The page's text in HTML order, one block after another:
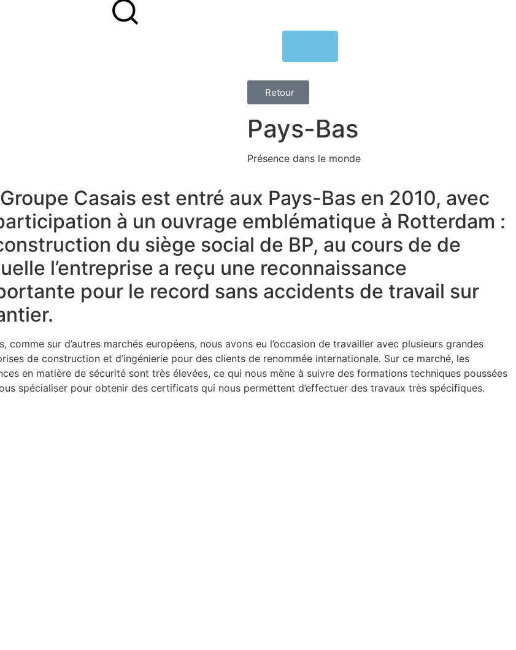
Retour
Pays-Bas
Présence dans le monde
Casais est entré aux Pays-Bas en 2010, avec
à un ouvrage emblématique à Rotterdam :
du siège social de BP, au cours de de
l’entreprise a reçu une reconnaissance
pour le record sans accidents de travail sur
comme sur d’autres marchés européens, nous avons eu l’occasion de travailler avec plusieurs grandes
de construction et d’ingénierie pour des clients de renommée internationale. Sur ce marché, les
en matière de sécurité sont très élevées, ce qui nous mène à suivre des formations techniques poussées
spécialiser pour obtenir des certificats qui nous permettent d’effectuer des travaux très spécifiques.